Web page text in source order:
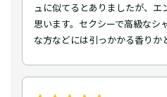
ュに似てるとありましたが、
思います。セクシーで高級なシ
な方などには引っかかる香りか